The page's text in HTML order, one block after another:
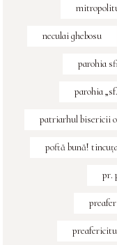
neculai ghebosu
parohia
parohia
patriarhul bisericii
poftă bună!
pr.